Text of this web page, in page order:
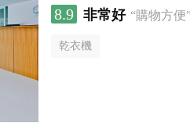
8.9 非常好 “購物方便
乾衣機